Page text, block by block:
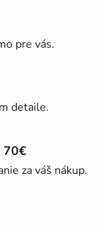
pre vás.
detaile.
70€
za váš nákup.